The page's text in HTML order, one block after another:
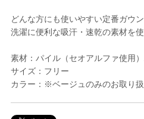
どんな方にも使いやすい定番ガウ
洗濯に便利な吸汗・速乾の素材を使
素材：パイル（セオアルファ使用
サイズ：フリー
カラー：※ベージュのみのお取り